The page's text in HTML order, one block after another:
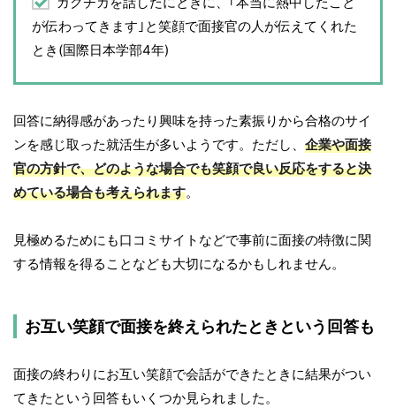
が伝わってきます｣と笑顔で面接官の人が伝えてくれた
とき(国際日本学部4年)
回答に納得感があったり興味を持った素振りから合格のサイ
ンを感じ取った就活生が多いようです。ただし、 企業や面接
官の方針で、どのような場合でも笑顔で良い反応をすると決
めている場合も考えられます。
見極めるためにも口コミサイトなどで事前に面接の特徴に関
する情報を得ることなども大切になるかもしれません。
お互い笑顔で面接を終えられたときという回答も
面接の終わりにお互い笑顔で会話ができたときに結果がつい
てきたという回答もいくつか見られました。